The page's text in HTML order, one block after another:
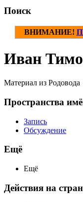
Поиск
ВНИМАНИЕ!
Иван
Материал из Родовода
Пространства
Запись
Обсуждение
Ещё
Ещё
Действия на